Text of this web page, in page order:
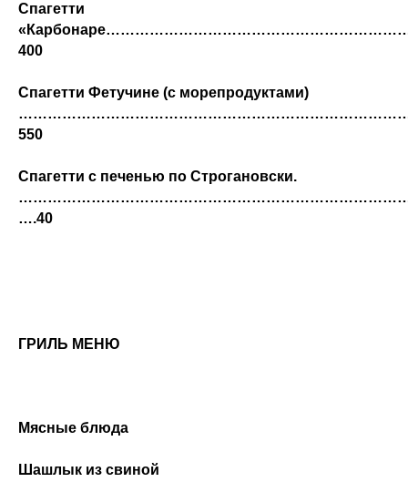
Спагетти
400
Спагетти Фетучине (с морепродуктами)
550
Спагетти с печенью по Строгановски.
….40
ГРИЛЬ МЕНЮ
Мясные блюда
Шашлык из свиной